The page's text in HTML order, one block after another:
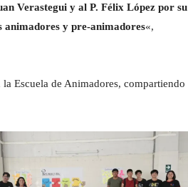
Verastegui y al P. Félix López por su
animadores y pre-animadores«,
Escuela de Animadores, compartiendo